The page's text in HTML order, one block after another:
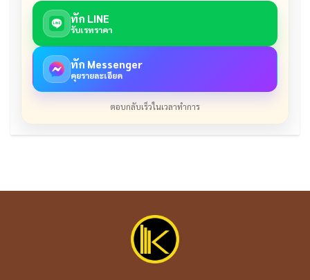
ทัก LINE
รับเรทราคา
ทัก Messenger
คุยรายละเอียด
ตอบกลับเร็วในเวลาทำการ